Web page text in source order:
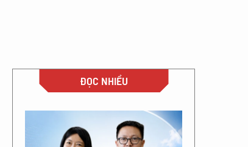
ĐỌC NHIỀU